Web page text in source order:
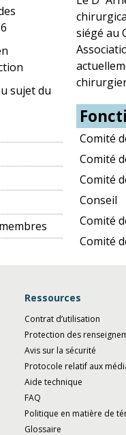
sujet du
siégé au
Comité
Comité
Comité
Conseil
Comité
Comité
Ressources
Contrat d’utilisation
Protection des
Avis sur la sécurité
Protocole relatif aux
Aide technique
FAQ
Politique en matière de
Glossaire